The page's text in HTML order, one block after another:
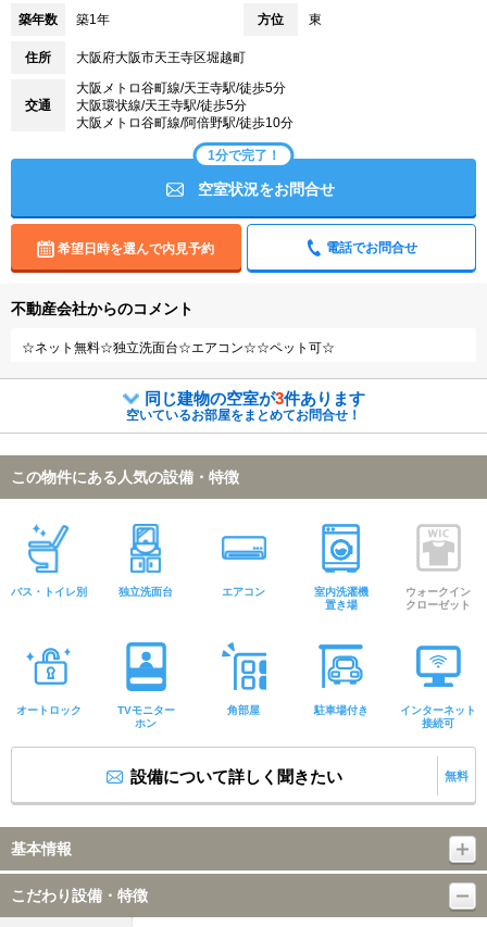
築年数 築1年 方位 東
住所 大阪府大阪市天王寺区堀越町
交通
大阪メトロ谷町線/天王寺駅/徒歩5分
大阪環状線/天王寺駅/徒歩5分
大阪メトロ谷町線/阿倍野駅/徒歩10分
1分で完了！
空室状況をお問合せ
希望日時を選んで内見予約 電話でお問合せ
不動産会社からのコメント
☆ネット無料☆独立洗面台☆エアコン☆☆ペット可☆
同じ建物の空室が3件あります
空いているお部屋をまとめてお問合せ！
この物件にある人気の設備・特徴
バス・トイレ別 独立洗面台 エアコン
室内洗濯機
置き場
ウォークイン
クローゼット
オートロック
TVモニター
ホン
角部屋 駐車場付き
インターネット
接続可
設備について詳しく聞きたい 無料
基本情報
こだわり設備・特徴